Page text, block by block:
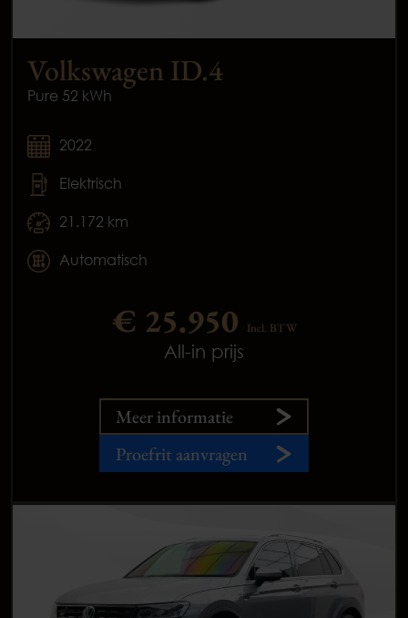
Volkswagen ID.4
Pure 52 kWh
2022
Elektrisch
21.172 km
Automatisch
€ 25.950 Incl. BTW
All-in prijs
Meer informatie
Proefrit aanvragen